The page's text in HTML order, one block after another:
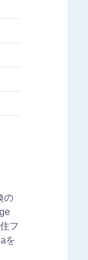
の
フ
を